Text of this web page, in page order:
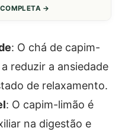
→
: O chá de capim-
reduzir a ansiedade
de relaxamento.
: O capim-limão é
na digestão e